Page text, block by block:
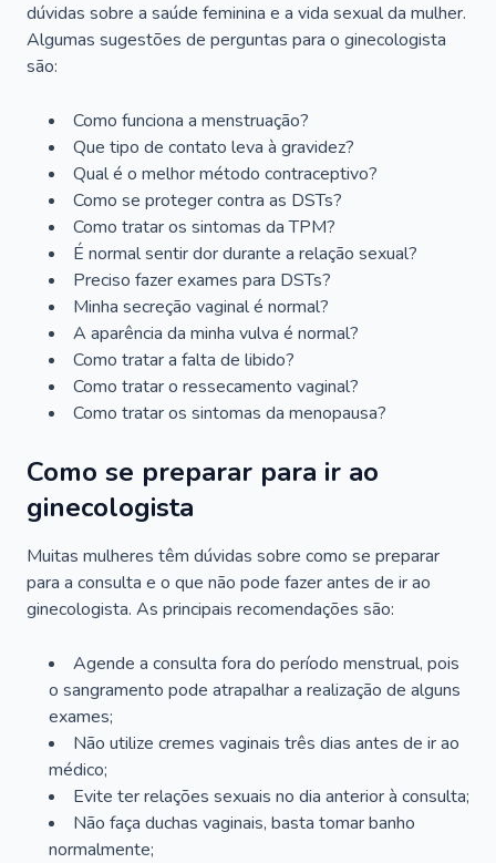
dúvidas sobre a saúde feminina e a vida sexual da mulher.
Algumas sugestões de perguntas para o ginecologista
são:
Como funciona a menstruação?
Que tipo de contato leva à gravidez?
Qual é o melhor método contraceptivo?
Como se proteger contra as DSTs?
Como tratar os sintomas da TPM?
É normal sentir dor durante a relação sexual?
Preciso fazer exames para DSTs?
Minha secreção vaginal é normal?
A aparência da minha vulva é normal?
Como tratar a falta de libido?
Como tratar o ressecamento vaginal?
Como tratar os sintomas da menopausa?
Como se preparar para ir ao
ginecologista
Muitas mulheres têm dúvidas sobre como se preparar
para a consulta e o que não pode fazer antes de ir ao
ginecologista. As principais recomendações são:
Agende a consulta fora do período menstrual, pois
o sangramento pode atrapalhar a realização de alguns
exames;
Não utilize cremes vaginais três dias antes de ir ao
médico;
Evite ter relações sexuais no dia anterior à consulta;
Não faça duchas vaginais, basta tomar banho
normalmente;